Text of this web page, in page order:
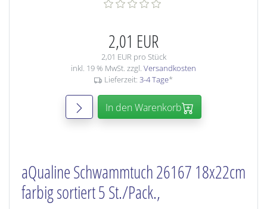
2,01 EUR
2,01 EUR pro Stück
inkl. 19 % MwSt. zzgl. Versandkosten
Lieferzeit: 3-4 Tage*
In den Warenkorb
aQualine Schwammtuch 26167 18x22cm
farbig sortiert 5 St./Pack.,